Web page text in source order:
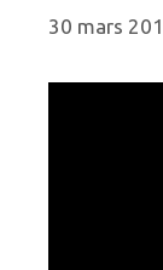
30 mars